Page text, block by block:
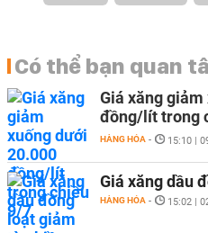
Có thể bạn quan
Giá xăng
đồng/lít trong
HÀNG HÓA - 15:10 |
Giá xăng dầu
HÀNG HÓA - 15:02 |